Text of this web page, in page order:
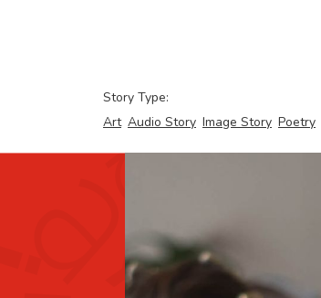
Story Type:
Art Audio Story Image Story Poetry